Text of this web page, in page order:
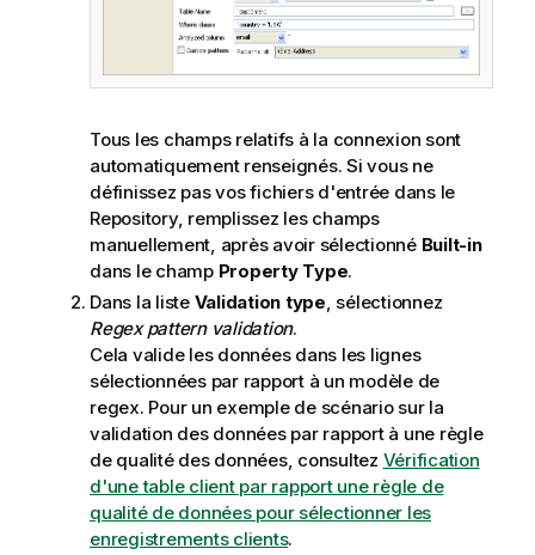
Tous les champs relatifs à la connexion sont
automatiquement renseignés. Si vous ne
définissez pas vos fichiers d'entrée dans le
Repository, remplissez les champs
manuellement, après avoir sélectionné Built-in
dans le champ Property Type.
Dans la liste Validation type, sélectionnez
Regex pattern validation.
Cela valide les données dans les lignes
sélectionnées par rapport à un modèle de
regex. Pour un exemple de scénario sur la
validation des données par rapport à une règle
de qualité des données, consultez Vérification
d'une table client par rapport une règle de
qualité de données pour sélectionner les
enregistrements clients.